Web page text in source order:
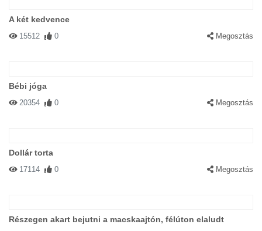
A két kedvence
15512 0 Megosztás
Bébi jóga
20354 0 Megosztás
Dollár torta
17114 0 Megosztás
Részegen akart bejutni a macskaajtón, félúton elaludt